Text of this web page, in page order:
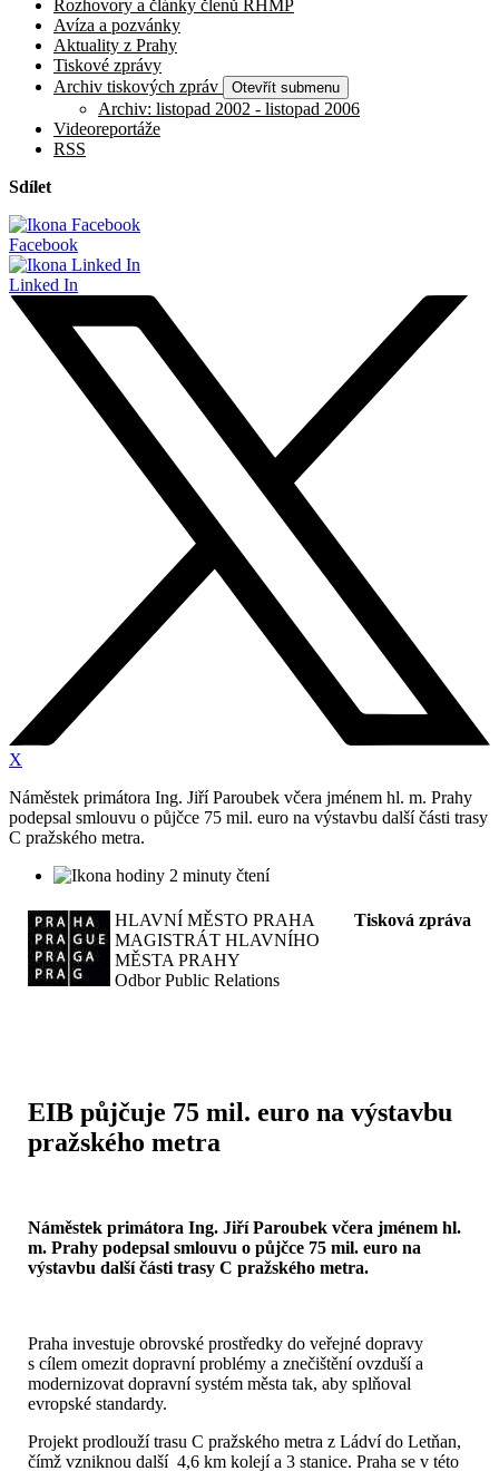
Rozhovory a články členů RHMP
Avíza a pozvánky
Aktuality z Prahy
Tiskové zprávy
Archiv tiskových zpráv
Otevřít submenu
Archiv: listopad 2002 - listopad 2006
Videoreportáže
RSS
Sdílet
Facebook
Linked In
X
Náměstek primátora Ing. Jiří Paroubek včera jménem hl. m. Prahy
podepsal smlouvu o půjčce 75 mil. euro na výstavbu další části trasy
C pražského metra.
2 minuty čtení
HLAVNÍ MĚSTO PRAHA
MAGISTRÁT HLAVNÍHO
MĚSTA PRAHY
Odbor Public Relations
Tisková zpráva
EIB půjčuje 75 mil. euro na výstavbu
pražského metra
Náměstek primátora Ing. Jiří Paroubek včera jménem hl.
m. Prahy podepsal smlouvu o půjčce 75 mil. euro na
výstavbu další části trasy C pražského metra.
Praha investuje obrovské prostředky do veřejné dopravy
s cílem omezit dopravní problémy a znečištění ovzduší a
modernizovat dopravní systém města tak, aby splňoval
evropské standardy.
Projekt prodlouží trasu C pražského metra z Ládví do Letňan,
čímž vzniknou další 4,6 km kolejí a 3 stanice. Praha se v této